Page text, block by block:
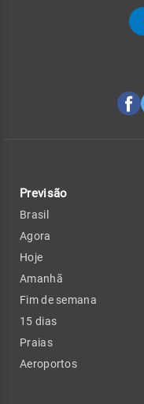
Previsão
Brasil
Agora
Hoje
Amanhã
Fim de semana
15 dias
Praias
Aeroportos